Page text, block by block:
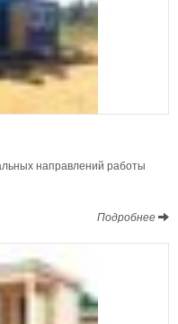
направлений работы
Подробнее